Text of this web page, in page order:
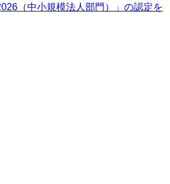
（中小規模法人部門）」の認定を